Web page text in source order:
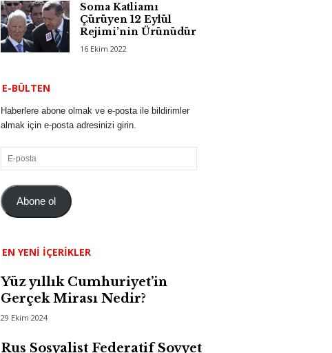
Soma Katliamı
Çürüyen 12 Eylül
Rejimi’nin Ürünüdür
16 Ekim 2022
E-BÜLTEN
Haberlere abone olmak ve e-posta ile bildirimler
almak için e-posta adresinizi girin.
E-
posta
Abone ol
EN YENI İÇERIKLER
Yüz yıllık Cumhuriyet’in
Gerçek Mirası Nedir?
29 Ekim 2024
Rus Sosyalist Federatif Sovyet